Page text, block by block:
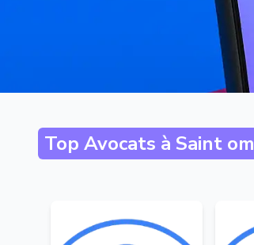
Top Avocats à Saint